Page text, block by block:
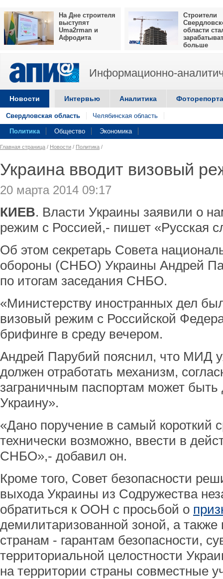
На Дне строителя
выступят
Uma2rman и
Афродита
Строители
области
больше
Информационно-
Новости Интервью Аналитика
Свердловская область Челябинская область
Политика Общество Экономика
Главная страница / Новости / Политика /
Украина вводит визовый
20 марта 2014 09:17
КИЕВ. Власти Украины заявили о
режим с Россией,- пишет «Русская
Об этом секретарь Совета
обороны (СНБО) Украины Андрей
по итогам заседания СНБО.
«Министерству иностранных дел
визовый режим с Российской
брифинге в среду вечером.
Андрей Парубий пояснил, что МИД
должен отработать механизм,
заграничным паспортам может
Украину».
«Дано поручение в самый короткий
технически возможно, ввести в
СНБО»,- добавил он.
Кроме того, Совет безопасности
выхода Украины из Содружества
обратиться к ООН с просьбой о
демилитаризованной зоной, а также
странам - гарантам безопасности,
территориальной целостности
на территории страны совместные